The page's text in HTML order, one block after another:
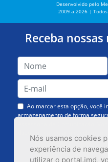
Nós usamos cookies
experiência de
utilizar o portal.imd,
Desenvolvido pelo
2009 a 2026 |
Receba
Ao marcar esta opção, você
armazenamento de forma